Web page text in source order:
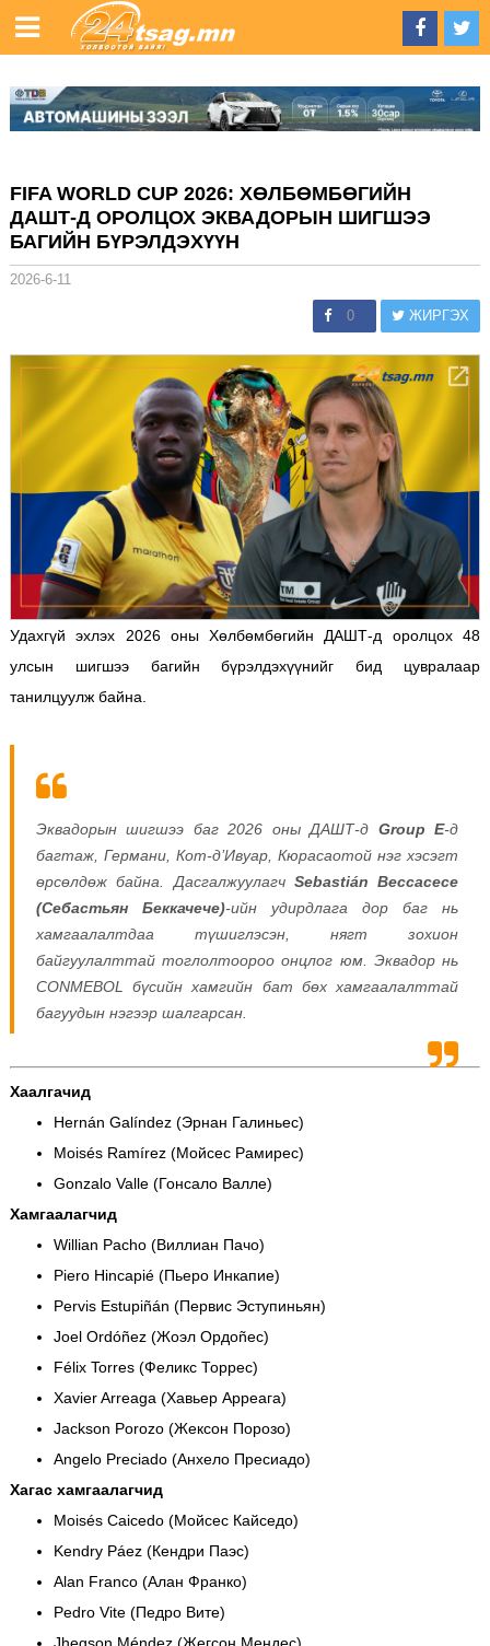
FIFA WORLD CUP 2026: ХӨЛБӨМБӨГИЙН
ДАШТ-Д ОРОЛЦОХ ЭКВАДОРЫН ШИГШЭЭ
БАГИЙН БҮРЭЛДЭХҮҮН
2026-6-11
0 ЖИРГЭХ
Удахгүй эхлэх 2026 оны Хөлбөмбөгийн ДАШТ-д оролцох 48
улсын шигшээ багийн бүрэлдэхүүнийг бид цувралаар
танилцуулж байна.
Эквадорын шигшээ баг 2026 оны ДАШТ-д Group E-д
багтаж, Германи, Кот-д’Ивуар, Кюрасаотой нэг хэсэгт
өрсөлдөж байна. Дасгалжуулагч Sebastián Beccacece
(Себастьян Беккачече)-ийн удирдлага дор баг нь
хамгаалалтдаа түшиглэсэн, нягт зохион
байгуулалттай тоглолтоороо онцлог юм. Эквадор нь
CONMEBOL бүсийн хамгийн бат бөх хамгаалалттай
багуудын нэгээр шалгарсан.
Хаалгачид
Hernán Galíndez (Эрнан Галиньес)
Moisés Ramírez (Мойсес Рамирес)
Gonzalo Valle (Гонсало Валле)
Хамгаалагчид
Willian Pacho (Виллиан Пачо)
Piero Hincapié (Пьеро Инкапие)
Pervis Estupiñán (Первис Эступиньян)
Joel Ordóñez (Жоэл Ордоñес)
Félix Torres (Феликс Торрес)
Xavier Arreaga (Хавьер Арреага)
Jackson Porozo (Жексон Порозо)
Angelo Preciado (Анхело Пресиадо)
Хагас хамгаалагчид
Moisés Caicedo (Мойсес Кайседо)
Kendry Páez (Кендри Паэс)
Alan Franco (Алан Франко)
Pedro Vite (Педро Вите)
Jhegson Méndez (Жегсон Мендес)